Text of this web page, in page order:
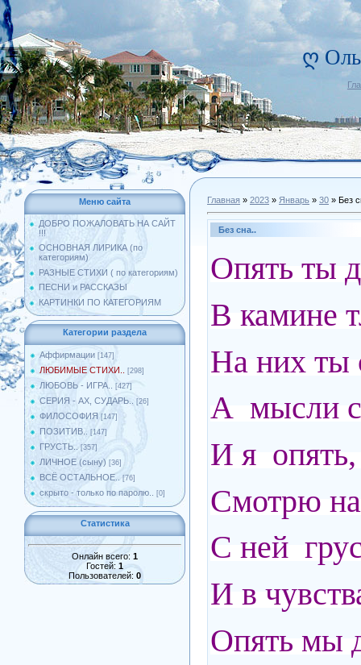
ღ
Меню сайта
ДОБРО ПОЖАЛОВАТЬ НА САЙТ
!!!
ОСНОВНАЯ ЛИРИКА (по
категориям)
РАЗНЫЕ СТИХИ ( по категориям)
ПЕСНИ и РАССКАЗЫ
КАРТИНКИ ПО КАТЕГОРИЯМ
Категории раздела
Аффирмации [147]
ЛЮБИМЫЕ СТИХИ.. [298]
ЛЮБОВЬ - ИГРА.. [427]
СЕРИЯ - АХ, СУДАРЬ.. [26]
ФИЛОСОФИЯ [147]
ПОЗИТИВ.. [147]
ГРУСТЬ.. [357]
ЛИЧНОЕ (сыну) [36]
ВСЁ ОСТАЛЬНОЕ.. [76]
скрыто - только по паролю.. [0]
Статистика
Онлайн всего: 1
Гостей: 1
Пользователей: 0
Главная » 2023 » Январь » 30 » Без
Без сна..
Опять ты
В камине
На них ты
А мысли
И я
Смотрю
С ней
И в
Опять мы